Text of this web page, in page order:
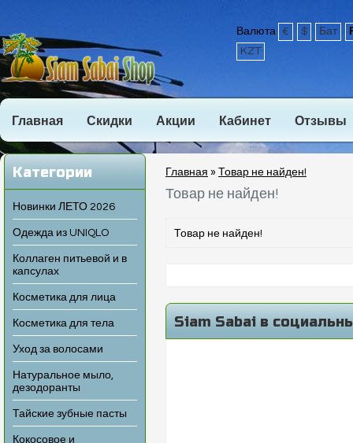
Валюта € $ Бат
KZT
Главная Скидки Акции Кабинет Отзывы
Категории
Новинки ЛЕТО 2026
Одежда из UNIQLO
Коллаген питьевой и в
капсулах
Косметика для лица
Косметика для тела
Уход за волосами
Натуральное мыло,
дезодоранты
Тайские зубные пасты
Кокосовое и
Главная » Товар не найден!
Товар не найден!
Товар не найден!
Siam Sabai в